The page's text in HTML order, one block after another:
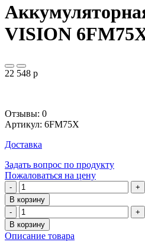
VISION
22 548 p
Отзывы: 0
Артикул: 6FM75X
Доставка
Задать вопрос по продукту
Пожаловаться на цену
-
+
В корзину
-
+
В корзину
Описание товара